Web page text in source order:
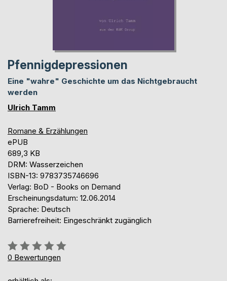
Pfennigdepressionen
Eine "wahre" Geschichte um das Nichtgebraucht
werden
Ulrich Tamm
Romane & Erzählungen
ePUB
689,3 KB
DRM: Wasserzeichen
ISBN-13: 9783735746696
Verlag: BoD - Books on Demand
Erscheinungsdatum: 12.06.2014
Sprache: Deutsch
Barrierefreiheit: Eingeschränkt zugänglich
Bewertung::
0%
0 Bewertungen